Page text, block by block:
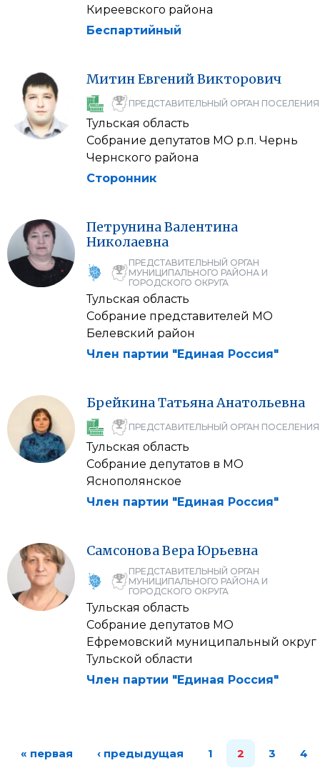
Киреевского района
Беспартийный
МитинЕвгенийВикторович
ПРЕДСТАВИТЕЛЬНЫЙ ОРГАН ПОСЕЛЕНИЯ
Тульская область
Собрание депутатов МО р.п. Чернь
Чернского района
Сторонник
ПетрунинаВалентина
Николаевна
ПРЕДСТАВИТЕЛЬНЫЙ ОРГАН
МУНИЦИПАЛЬНОГО РАЙОНА И
ГОРОДСКОГО ОКРУГА
Тульская область
Собрание представителей МО
Белевский район
Член партии "Единая Россия"
БрейкинаТатьянаАнатольевна
ПРЕДСТАВИТЕЛЬНЫЙ ОРГАН ПОСЕЛЕНИЯ
Тульская область
Собрание депутатов в МО
Яснополянское
Член партии "Единая Россия"
СамсоноваВераЮрьевна
ПРЕДСТАВИТЕЛЬНЫЙ ОРГАН
МУНИЦИПАЛЬНОГО РАЙОНА И
ГОРОДСКОГО ОКРУГА
Тульская область
Собрание депутатов МО
Ефремовский муниципальный округ
Тульской области
Член партии "Единая Россия"
« первая ‹ предыдущая 1 2 3
4